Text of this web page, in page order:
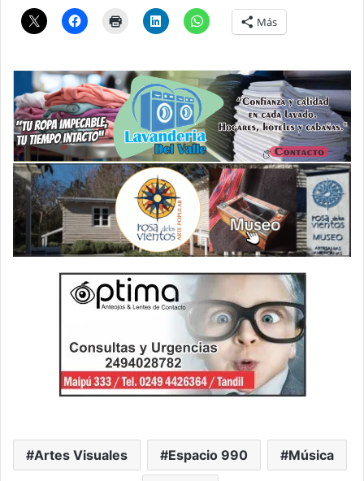
Más
Artes Visuales Espacio 990 Música